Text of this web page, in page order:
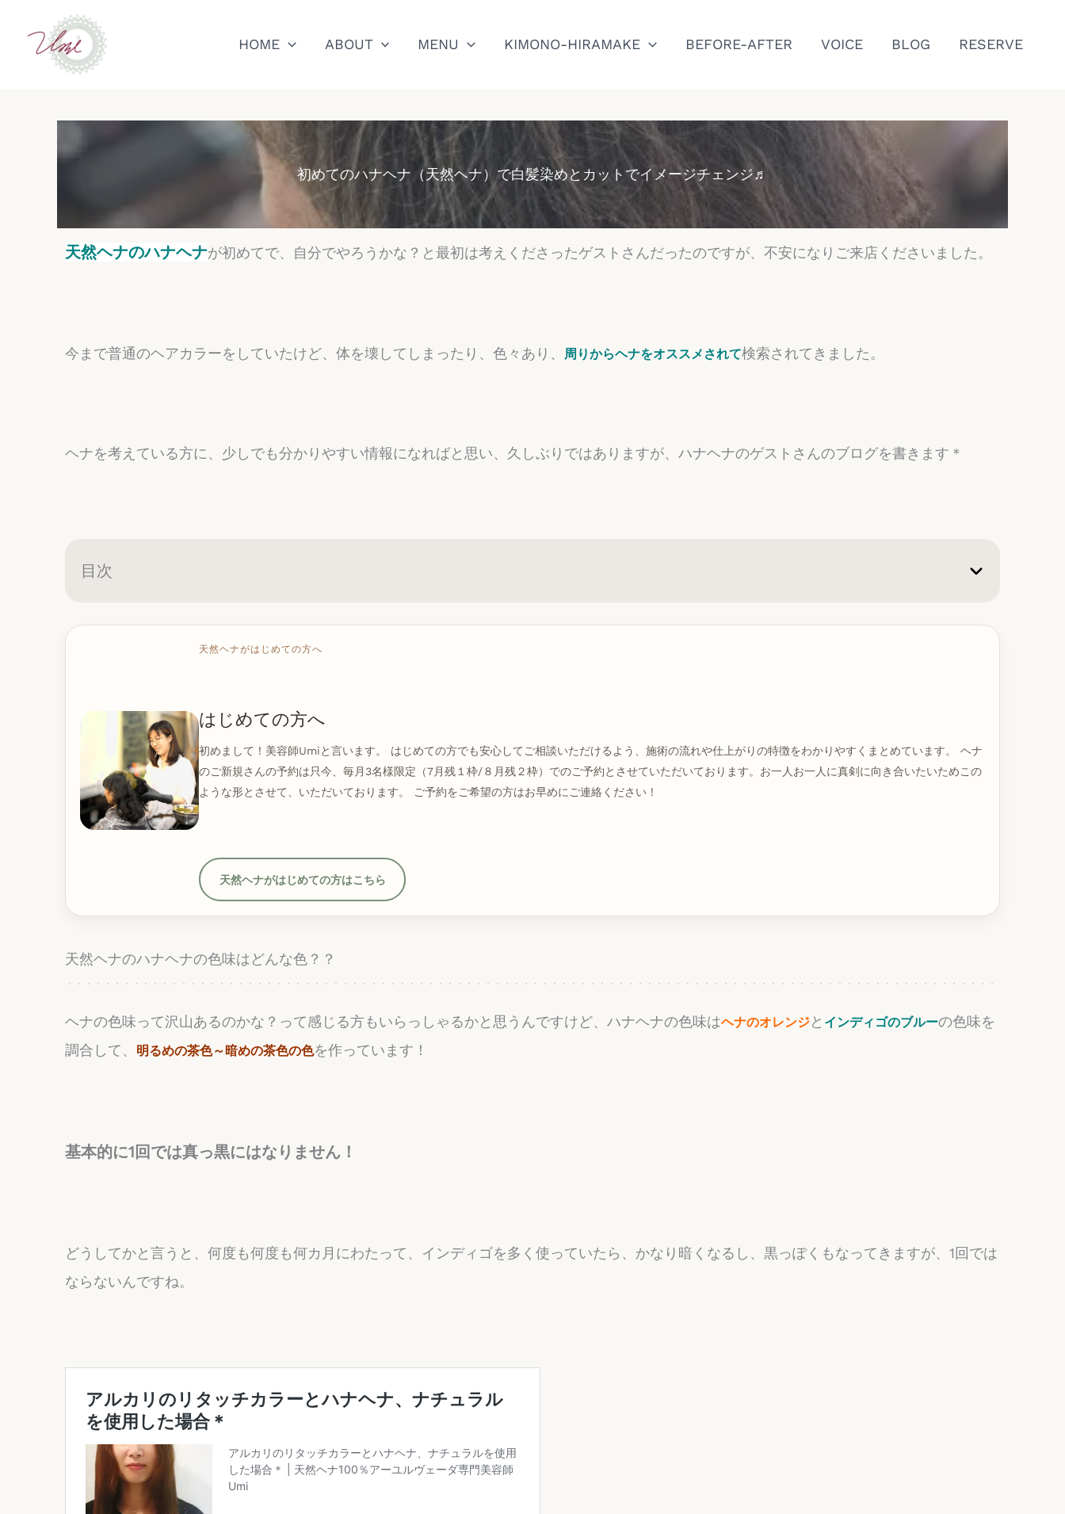
HOME ABOUT MENU KIMONO-HIRAMAKE BEFORE-AFTER VOICE BLOG RESERVE
初めてのハナヘナ（天然ヘナ）で白髪染めとカットでイメージチェンジ♬
天然ヘナのハナヘナが初めてで、自分でやろうかな？と最初は考えくださったゲストさんだったのですが、不安になりご来店くださいました。
今まで普通のヘアカラーをしていたけど、体を壊してしまったり、色々あり、 周りからヘナをオススメされて検索されてきました。
ヘナを考えている方に、少しでも分かりやすい情報になればと思い、久しぶりではありますが、ハナヘナのゲストさんのブログを書きます＊
目次
天然ヘナがはじめての方へ
はじめての方へ
初めまして！美容師Umiと言います。 はじめての方でも安心してご相談いただけるよう、施術の流れや仕上がりの特徴をわかりやすくまとめています。 ヘナ
のご新規さんの予約は只今、毎月3名様限定（7月残１枠/８月残２枠）でのご予約とさせていただいております。お一人お一人に真剣に向き合いたいためこの
ような形とさせて、いただいております。 ご予約をご希望の方はお早めにご連絡ください！
天然ヘナがはじめての方はこちら
天然ヘナのハナヘナの色味はどんな色？？
ヘナの色味って沢山あるのかな？って感じる方もいらっしゃるかと思うんですけど、ハナヘナの色味はヘナのオレンジと インディゴのブルーの色味を
調合して、
明るめの茶色～暗めの茶色の色を作っています！
基本的に1回では真っ黒にはなりません！
どうしてかと言うと、何度も何度も何カ月にわたって、インディゴを多く使っていたら、かなり暗くなるし、黒っぽくもなってきますが、1回では
ならないんですね。